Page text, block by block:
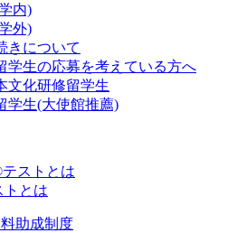
内)
外)
きについて
学生の応募を考えている方へ
文化研修留学生
学生(大使館推薦)
ストとは
とは
助成制度